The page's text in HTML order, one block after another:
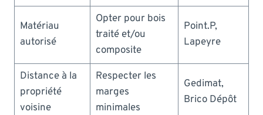
Matériau
autorisé
Opter pour bois
traité et/ou
composite
Point.P,
Lapeyre
Distance à la
propriété
voisine
Respecter les
marges
minimales
Gedimat,
Brico Dépôt